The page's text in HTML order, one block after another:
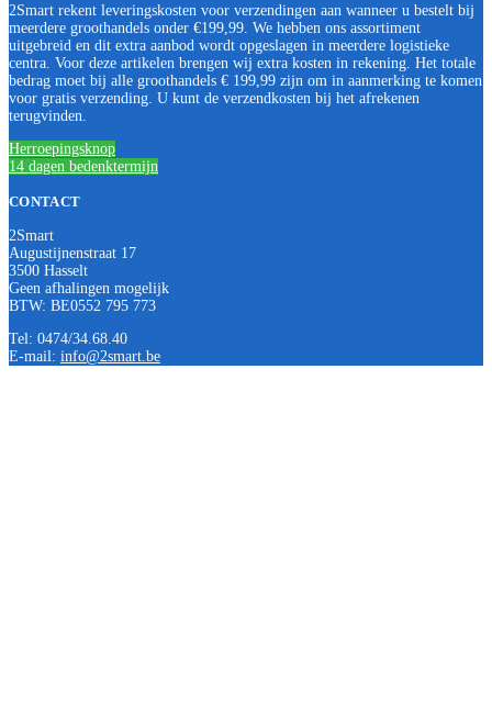
2Smart rekent leveringskosten voor verzendingen aan wanneer u bestelt bij
meerdere groothandels onder €199,99. We hebben ons assortiment
uitgebreid en dit extra aanbod wordt opgeslagen in meerdere logistieke
centra. Voor deze artikelen brengen wij extra kosten in rekening. Het totale
bedrag moet bij alle groothandels € 199,99 zijn om in aanmerking te komen
voor gratis verzending. U kunt de verzendkosten bij het afrekenen
terugvinden.
Herroepingsknop
14 dagen bedenktermijn
CONTACT
2Smart
Augustijnenstraat 17
3500 Hasselt
Geen afhalingen mogelijk
BTW: BE0552 795 773
Tel: 0474/34.68.40
E-mail: info@2smart.be